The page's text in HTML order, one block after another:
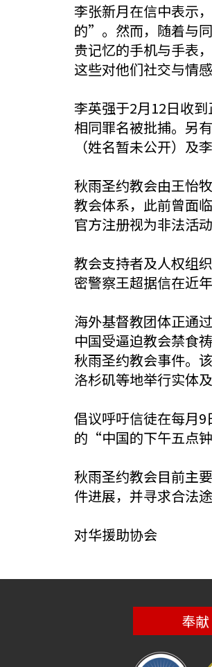
李张新月在信中表示
的”。然而，随着与
贵记忆的手机与手表
这些对他们社交与情
李英强于2月12日收
相同罪名被批捕。另
（姓名暂未公开）及
秋雨圣约教会由王怡
教会体系，此前曾面
官方注册视为非法活
教会支持者及人权组
密警察王超据信在近
海外基督教团体正通
中国受逼迫教会禁食
秋雨圣约教会事件。
洛杉矶等地举行实体
倡议呼吁信徒在每月
的“中国的下午五点
秋雨圣约教会目前主
件进展，并寻求合法
对华援助协会
奉献